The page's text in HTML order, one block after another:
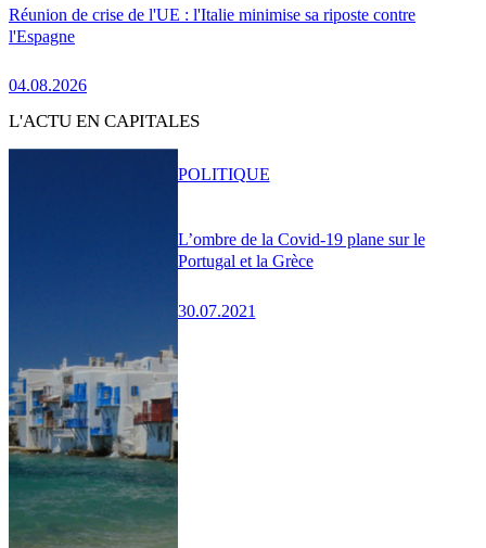
Réunion de crise de l'UE : l'Italie minimise sa riposte contre
l'Espagne
04.08.2026
L'ACTU EN CAPITALES
L’ombre de la Covid-19 plane sur le
Portugal et la Grèce
30.07.2021
POLITIQUE